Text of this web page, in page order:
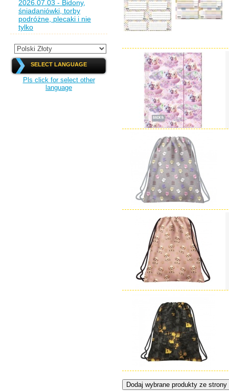
2026.07.03 - Bidony,
śniadaniówki, torby
podróżne, plecaki i nie
tylko
SELECT LANGUAGE
Pls click for select other
language